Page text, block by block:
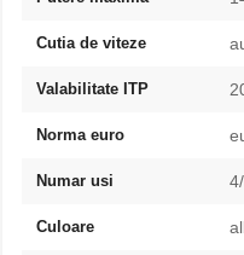
Cutia de viteze
Valabilitate ITP
Norma euro
Numar usi
Culoare